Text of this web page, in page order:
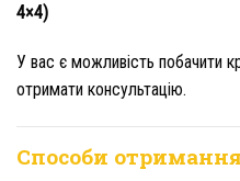
4×4)
У вас є можливість побачити
отримати консультацію.
Способи